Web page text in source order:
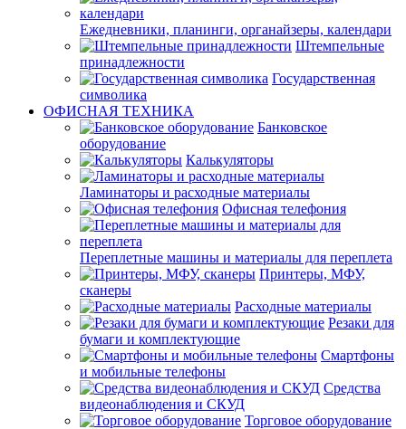
Ежедневники, планинги, органайзеры, календари
Штемпельные
принадлежности
Государственная
символика
ОФИСНАЯ ТЕХНИКА
Банковское
оборудование
Калькуляторы
Ламинаторы и расходные материалы
Офисная телефония
Переплетные машины и материалы для переплета
Принтеры, МФУ,
сканеры
Расходные материалы
Резаки для
бумаги и комплектующие
Смартфоны
и мобильные телефоны
Средства
видеонаблюдения и СКУД
Торговое оборудование